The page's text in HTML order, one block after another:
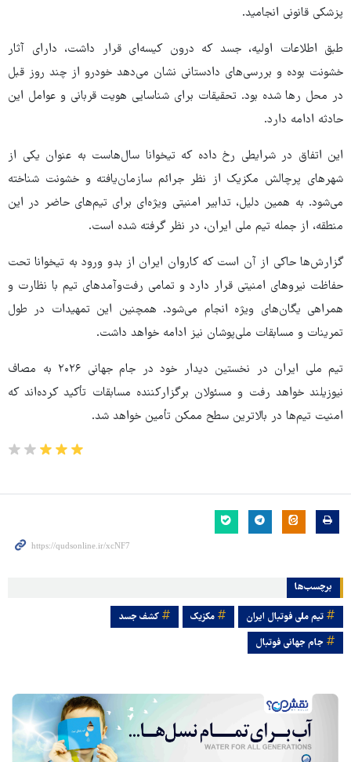
پزشکی قانونی انجامید.
طبق اطلاعات اولیه، جسد که درون کیسه‌ای قرار داشت، دارای آثار
خشونت بوده و بررسی‌های دادستانی نشان می‌دهد خودرو از چند روز قبل
در محل رها شده بود. تحقیقات برای شناسایی هویت قربانی و عوامل این
حادثه ادامه دارد.
این اتفاق در شرایطی رخ داده که تیخوانا سال‌هاست به عنوان یکی از
شهرهای پرچالش مکزیک از نظر جرائم سازمان‌یافته و خشونت شناخته
می‌شود. به همین دلیل، تدابیر امنیتی ویژه‌ای برای تیم‌های حاضر در این
منطقه، از جمله تیم ملی ایران، در نظر گرفته شده است.
گزارش‌ها حاکی از آن است که کاروان ایران از بدو ورود به تیخوانا تحت
حفاظت نیروهای امنیتی قرار دارد و تمامی رفت‌وآمدهای تیم با نظارت و
همراهی یگان‌های ویژه انجام می‌شود. همچنین این تمهیدات در طول
تمرینات و مسابقات ملی‌پوشان نیز ادامه خواهد داشت.
تیم ملی ایران در نخستین دیدار خود در جام جهانی ۲۰۲۶ به مصاف
نیوزیلند خواهد رفت و مسئولان برگزارکننده مسابقات تأکید کرده‌اند که
امنیت تیم‌ها در بالاترین سطح ممکن تأمین خواهد شد.
برچسب‌ها
تیم ملی فوتبال ایران مکزیک
کشف جسد
جام جهانی فوتبال